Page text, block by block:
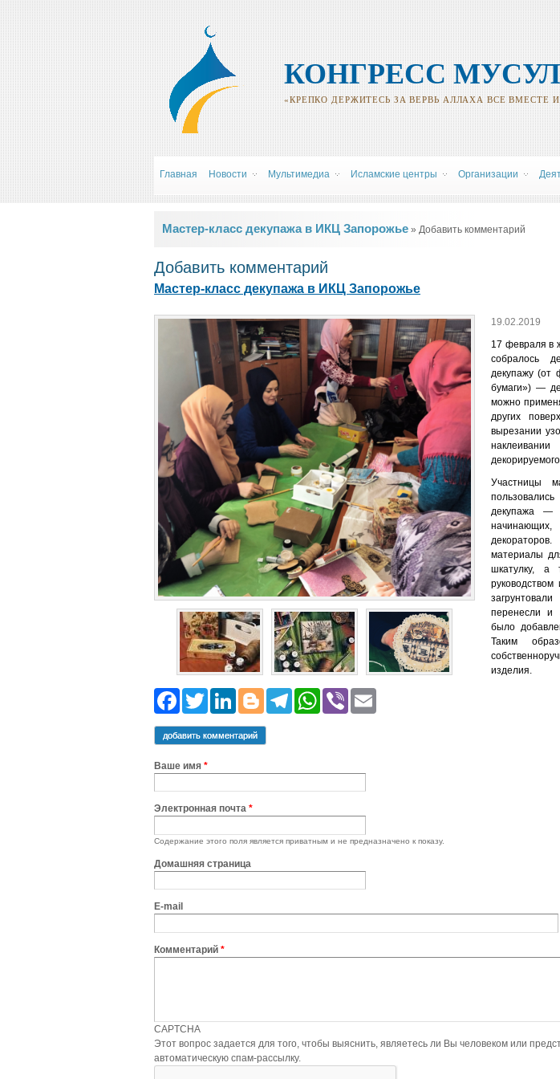
КОНГРЕСС
«КРЕПКО ДЕРЖИТЕСЬ ЗА ВЕРВЬ АЛЛАХА ВСЕ ВМЕСТЕ
Главная Новости Мультимедиа Исламские центры Oрганизации
Вы здесь
Мастер-класс декупажа в ИКЦ Запорожье » Добавить комментарий
Добавить комментарий
Мастер-класс декупажа в ИКЦ Запорожье
19.02.2019
17 февраля в
собралось
декупажу (от
бумаги») —
можно
других
вырезании
Участницы
декупажа —
материалы
шкатулку,
руководством
перенесли и
было
Таким
изделия.
Facebook
Twitter
LinkedIn
Blogger
Telegram
WhatsApp
Viber
добавить комментарий
Ваше имя *
Электронная почта *
Содержание этого поля является приватным и не предназначено к показу.
Домашняя страница
E-mail
Комментарий *
CAPTCHA
Этот вопрос задается для того, чтобы выяснить, являетесь ли Вы человеком или представляете из себя
автоматическую спам-рассылку.